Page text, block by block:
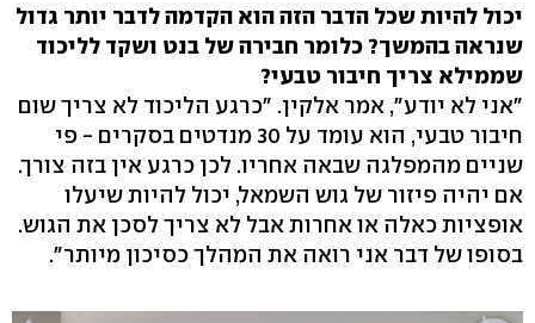
יכול להיות שכל הדבר הזה הוא הקדמה לדבר יותר גדול
שנראה בהמשך? כלומר חבירה של בנט ושקד לליכוד
שממילא צריך חיבור טבעי?
"אני לא יודע", אמר אלקין. "כרגע הליכוד לא צריך שום
חיבור טבעי, הוא עומד על 30 מנדטים בסקרים - פי
שניים מהמפלגה שבאה אחריו. לכן כרגע אין בזה צורך.
אם יהיה פיזור של גוש השמאל, יכול להיות שיעלו
אופציות כאלה או אחרות אבל לא צריך לסכן את הגוש.
בסופו של דבר אני רואה את המהלך כסיכון מיותר".